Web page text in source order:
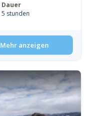
Dauer
5 stunden
Mehr anzeigen